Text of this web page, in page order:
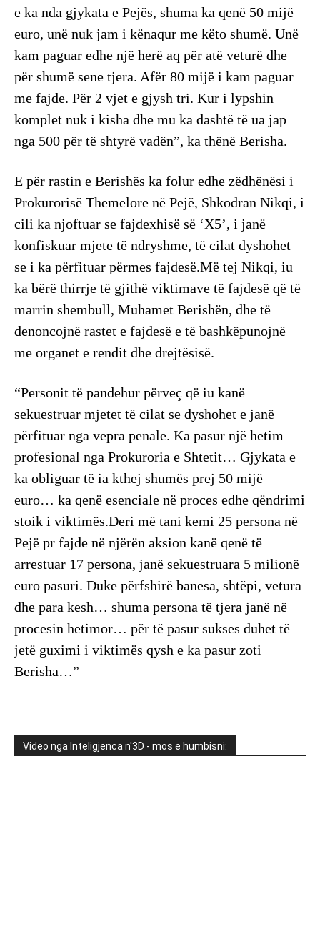
e ka nda gjykata e Pejës, shuma ka qenë 50 mijë
euro, unë nuk jam i kënaqur me këto shumë. Unë
kam paguar edhe një herë aq për atë veturë dhe
për shumë sene tjera. Afër 80 mijë i kam paguar
me fajde. Për 2 vjet e gjysh tri. Kur i lypshin
komplet nuk i kisha dhe mu ka dashtë të ua jap
nga 500 për të shtyrë vadën”, ka thënë Berisha.
E për rastin e Berishës ka folur edhe zëdhënësi i
Prokurorisë Themelore në Pejë, Shkodran Nikqi, i
cili ka njoftuar se fajdexhisë së ‘X5’, i janë
konfiskuar mjete të ndryshme, të cilat dyshohet
se i ka përfituar përmes fajdesë.Më tej Nikqi, iu
ka bërë thirrje të gjithë viktimave të fajdesë që të
marrin shembull, Muhamet Berishën, dhe të
denoncojnë rastet e fajdesë e të bashkëpunojnë
me organet e rendit dhe drejtësisë.
“Personit të pandehur përveç që iu kanë
sekuestruar mjetet të cilat se dyshohet e janë
përfituar nga vepra penale. Ka pasur një hetim
profesional nga Prokuroria e Shtetit… Gjykata e
ka obliguar të ia kthej shumës prej 50 mijë
euro… ka qenë esenciale në proces edhe qëndrimi
stoik i viktimës.Deri më tani kemi 25 persona në
Pejë pr fajde në njërën aksion kanë qenë të
arrestuar 17 persona, janë sekuestruara 5 milionë
euro pasuri. Duke përfshirë banesa, shtëpi, vetura
dhe para kesh… shuma persona të tjera janë në
procesin hetimor… për të pasur sukses duhet të
jetë guximi i viktimës qysh e ka pasur zoti
Berisha…”
Video nga Inteligjenca n'3D - mos e humbisni: